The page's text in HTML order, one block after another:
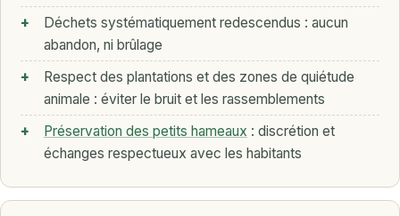
Déchets systématiquement redescendus : aucun
abandon, ni brûlage
Respect des plantations et des zones de quiétude
animale : éviter le bruit et les rassemblements
Préservation des petits hameaux : discrétion et
échanges respectueux avec les habitants